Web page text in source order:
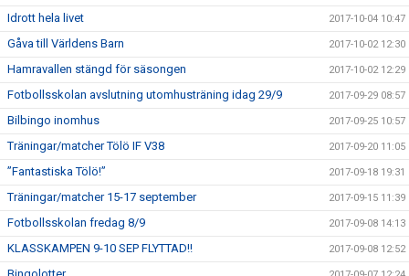
Idrott hela livet 2017-10-04 10:47
Gåva till Världens Barn 2017-10-02 12:30
Hamravallen stängd för säsongen 2017-10-02 12:29
Fotbollsskolan avslutning utomhusträning idag 29/9 2017-09-29 08:57
Bilbingo inomhus 2017-09-25 10:57
Träningar/matcher Tölö IF V38 2017-09-20 11:05
”Fantastiska Tölö!” 2017-09-18 19:31
Träningar/matcher 15-17 september 2017-09-15 11:39
Fotbollsskolan fredag 8/9 2017-09-08 14:13
KLASSKAMPEN 9-10 SEP FLYTTAD!! 2017-09-08 12:52